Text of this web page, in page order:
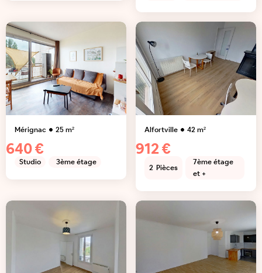
Mérignac 25m²
640 €
Studio 3ème étage
Alfortville 42m²
912 €
2 Pièces
7ème étage
et +